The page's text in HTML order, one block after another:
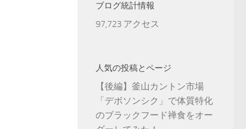
ブログ統計情報
97,723 アクセス
人気の投稿とページ
【後編】釜山カントン市場
「デボソンシク」で体質特化
のブラックフード禅食をオー